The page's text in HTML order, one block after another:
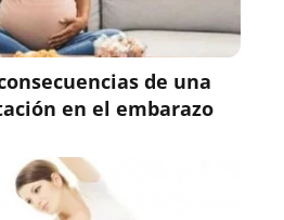
de una
en el embarazo